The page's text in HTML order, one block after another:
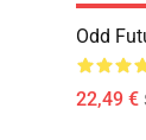
Odd
22,49 €